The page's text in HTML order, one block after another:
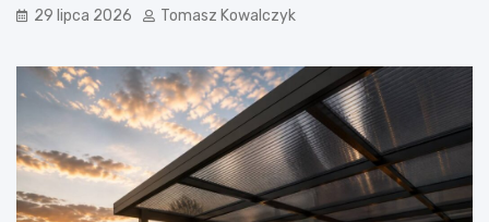
29 lipca 2026 Tomasz Kowalczyk